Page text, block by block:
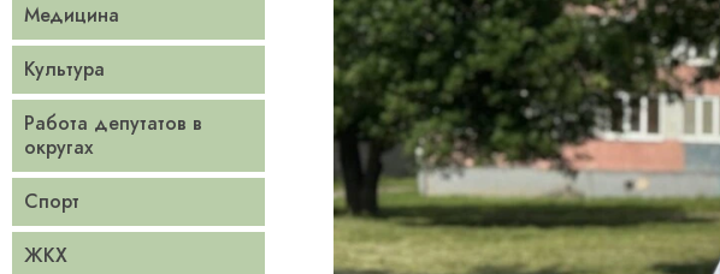
Медицина
Культура
Работа депутатов в
округах
Спорт
ЖКХ